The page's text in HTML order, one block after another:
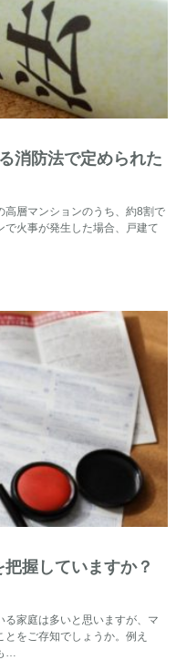
消防法で定められた
層マンションのうち、約8割で
火事が発生した場合、戸建て
握していますか？
家庭は多いと思いますが、マ
をご存知でしょうか。例え
…